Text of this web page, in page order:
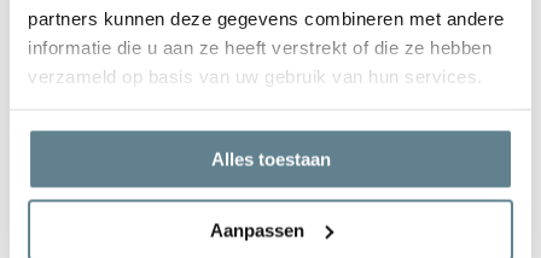
partners kunnen deze gegevens combineren met andere
informatie die u aan ze heeft verstrekt of die ze hebben
verzameld op basis van uw gebruik van hun services.
Alles toestaan
Aanpassen
Specificaties
Gebruik Interieur